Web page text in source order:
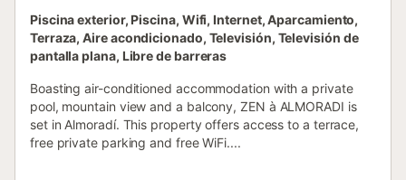
Piscina exterior, Piscina, Wifi, Internet, Aparcamiento,
Terraza, Aire acondicionado, Televisión, Televisión de
pantalla plana, Libre de barreras
Boasting air-conditioned accommodation with a private
pool, mountain view and a balcony, ZEN à ALMORADI is
set in Almoradí. This property offers access to a terrace,
free private parking and free WiFi....